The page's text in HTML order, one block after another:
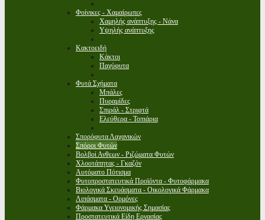
Φοίνικες - Χαμαίρωπες
Χαμηλής ανάπτυξης - Νάνα
Υψηλής ανάπτυξης
Κακτοειδή
Κάκτοι
Παχύφυτα
Φυτά Σχήματα
Μπάλες
Πυραμίδες
Σπιράλ - Στριφτά
Ελεύθερα - Τοπιάρια
Σπορόφυτα Λαχανικών
Σπόροι Φυτών
Βολβοί Ανθεων - Ριζώματα Φυτών
Χλοοτάπητας - Γκαζόν
Αυτόματο Πότισμα
Φυτοπροστατευτικά Προϊόντα - Φυτοφάρμακα
Βιολογικά Σκευάσματα - Οικολογικά Φάρμακα
Λιπάσματα - Ορμόνες
Φάρμακα Υγειονομικής Σημασίας
Προστατευτικά Είδη Εργασίας